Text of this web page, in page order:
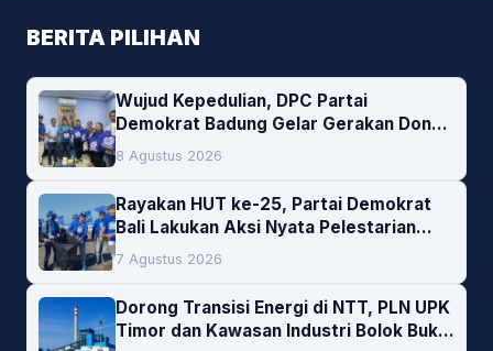
BERITA PILIHAN
Wujud Kepedulian, DPC Partai
Demokrat Badung Gelar Gerakan Donor
Darah
8 Agustus 2026
Rayakan HUT ke-25, Partai Demokrat
Bali Lakukan Aksi Nyata Pelestarian
Lingkungan
7 Agustus 2026
Dorong Transisi Energi di NTT, PLN UPK
Timor dan Kawasan Industri Bolok Buka